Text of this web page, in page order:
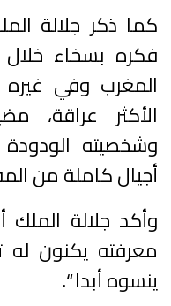
كما ذكر جلالة
فكره بسخاء
المغرب وفي
الأكثر عراقة،
وشخصيته
أجيال كاملة من
وأكد جلالة
معرفته يكنون له
ينسوه أبدا “.